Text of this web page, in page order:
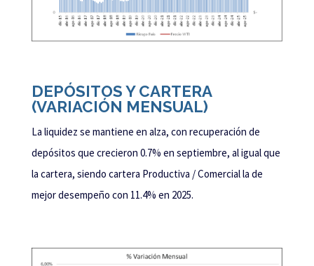
DEPÓSITOS Y CARTERA
(VARIACIÓN MENSUAL)
La liquidez se mantiene en alza, con recuperación de
depósitos que crecieron 0.7% en septiembre, al igual que
la cartera, siendo cartera Productiva / Comercial la de
mejor desempeño con 11.4% en 2025.